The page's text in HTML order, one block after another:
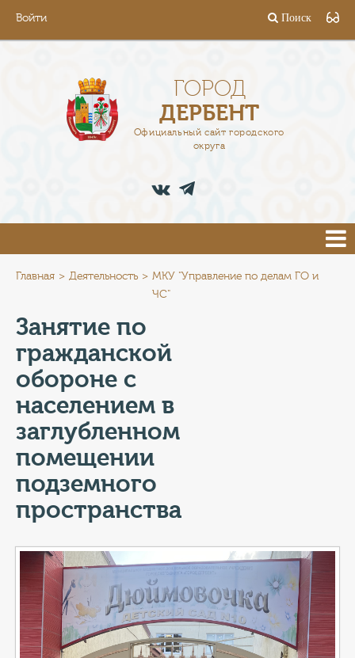
Войти Поиск
ГОРОД
ДЕРБЕНТ
Официальный сайт городского
округа
АДМИНИСТРАЦИЯ
ПРЕСС-ЦЕНТР
ТУРИСТАМ
КОНТАКТЫ
ТАРИФЫ
ГЕРОИ Z
КАТАЛОГ УСЛУГ
СЛУЖБА ПО КОНТРАКТУ
Главная Деятельность
МКУ "Управление по делам ГО и
ЧС"
Занятие по
гражданской
обороне с
населением в
заглубленном
помещении
подземного
пространства